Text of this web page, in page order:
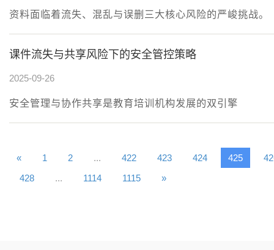
资料面临着流失、混乱与误删三大核心风险的严峻挑战。
课件流失与共享风险下的安全管控策略
2025-09-26
安全管理与协作共享是教育培训机构发展的双引擎
« 1 2 ... 422 423 424 425
428
... 1114 1115 »